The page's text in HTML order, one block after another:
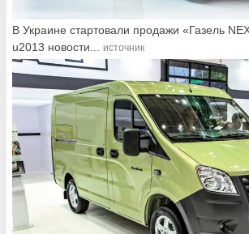
В Украине стартовали продажи «Газель
u2013 новости... источник